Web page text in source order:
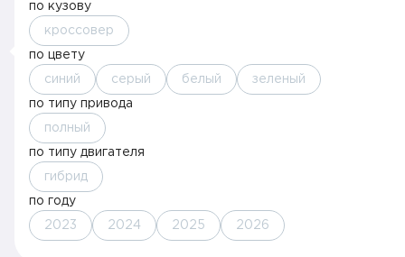
по кузову
кроссовер
по цвету
синий серый белый зеленый
по типу привода
полный
по типу двигателя
гибрид
по году
2023 2024 2025 2026